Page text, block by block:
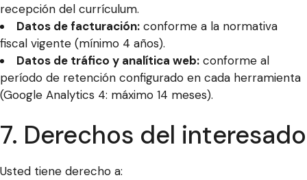
recepción del currículum.
Datos de facturación: conforme a la normativa
fiscal vigente (mínimo 4 años).
Datos de tráfico y analítica web: conforme al
período de retención configurado en cada herramienta
(Google Analytics 4: máximo 14 meses).
7. Derechos del interesado
Usted tiene derecho a: